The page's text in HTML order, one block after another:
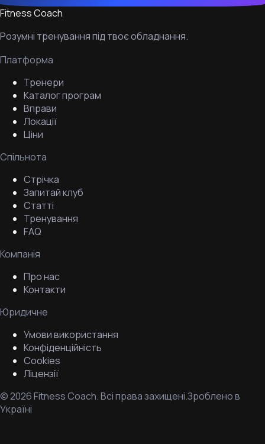
Fitness Coach
Розумні тренування під твоє обладнання.
Платформа
Тренери
Каталог програм
Вправи
Локації
Ціни
Спільнота
Стрічка
Запитай клуб
Статті
Тренування
FAQ
Компанія
Про нас
Контакти
Юридичне
Умови використання
Конфіденційність
Cookies
Ліцензії
©2026Fitness Coach.Всі права захищені.Зроблено в
Україні